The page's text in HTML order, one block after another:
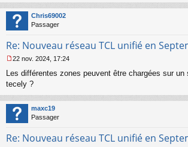
a
g
e
o
l
u
Chris69002
Passager
Re: Nouveau réseau TCL unifié en
e
s
a
g
e
o
22 nov. 2024, 17:24
Les différentes zones peuvent être chargées sur un
tecely ?
maxc19
Passager
Re: Nouveau réseau TCL unifié en